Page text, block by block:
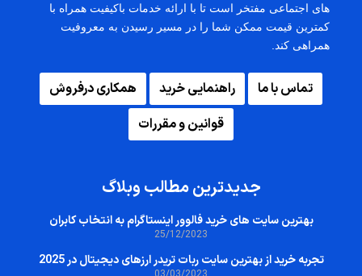
های اجتماعی مفتخر است تا با ارائه خدمات باکیفیت همراه با
کمترین قیمت ممکن شما را در مسیر رسیدن به معروفیت
همراهی کند.
تماس با ما راهنمایی خرید
همکاری درفروش
قوانین و مقررات
جدیدترین مطالب وبلاگ
بهترین سایت‌ های خرید فالوور اینستاگرام به انتخاب کابران
25/12/2023
تجربه خرید از بهترین سایت ربات تریدر ارزهای دیجیتال در 2025